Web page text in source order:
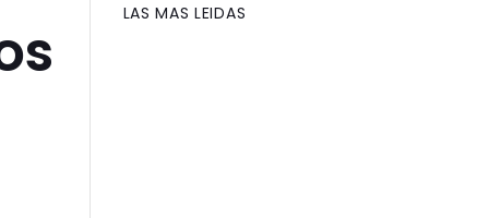
LAS MAS LEIDAS